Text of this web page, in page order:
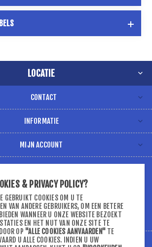
LOCATIE
CONTACT
INFORMATIE
MIJN ACCOUNT
& PRIVACY POLICY?
GEBRUIKT COOKIES OM U TE
VAN ANDERE GEBRUIKERS, OM EEN BETERE
WANNEER U ONZE WEBSITE BEZOEKT
EN HET NUT VAN ONZE SITE TE
OP "ALLE COOKIES AANVAARDEN" TE
U ALLE COOKIES. INDIEN U UW